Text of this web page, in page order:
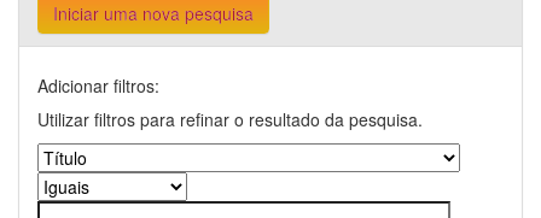
Iniciar uma nova pesquisa
Adicionar filtros:
Utilizar filtros para refinar o resultado da pesquisa.